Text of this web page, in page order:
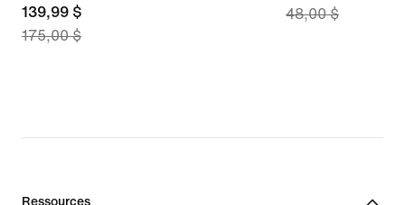
current
price
175,00 $
139,99 $
175,00 $
price
48,00 $
Ressources